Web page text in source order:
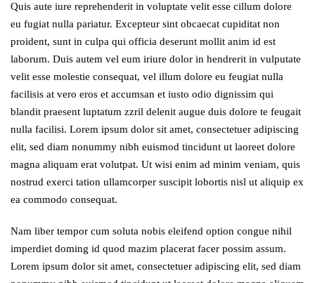
Quis aute iure reprehenderit in voluptate velit esse cillum dolore
eu fugiat nulla pariatur. Excepteur sint obcaecat cupiditat non
proident, sunt in culpa qui officia deserunt mollit anim id est
laborum. Duis autem vel eum iriure dolor in hendrerit in vulputate
velit esse molestie consequat, vel illum dolore eu feugiat nulla
facilisis at vero eros et accumsan et iusto odio dignissim qui
blandit praesent luptatum zzril delenit augue duis dolore te feugait
nulla facilisi. Lorem ipsum dolor sit amet, consectetuer adipiscing
elit, sed diam nonummy nibh euismod tincidunt ut laoreet dolore
magna aliquam erat volutpat. Ut wisi enim ad minim veniam, quis
nostrud exerci tation ullamcorper suscipit lobortis nisl ut aliquip ex
ea commodo consequat.
Nam liber tempor cum soluta nobis eleifend option congue nihil
imperdiet doming id quod mazim placerat facer possim assum.
Lorem ipsum dolor sit amet, consectetuer adipiscing elit, sed diam